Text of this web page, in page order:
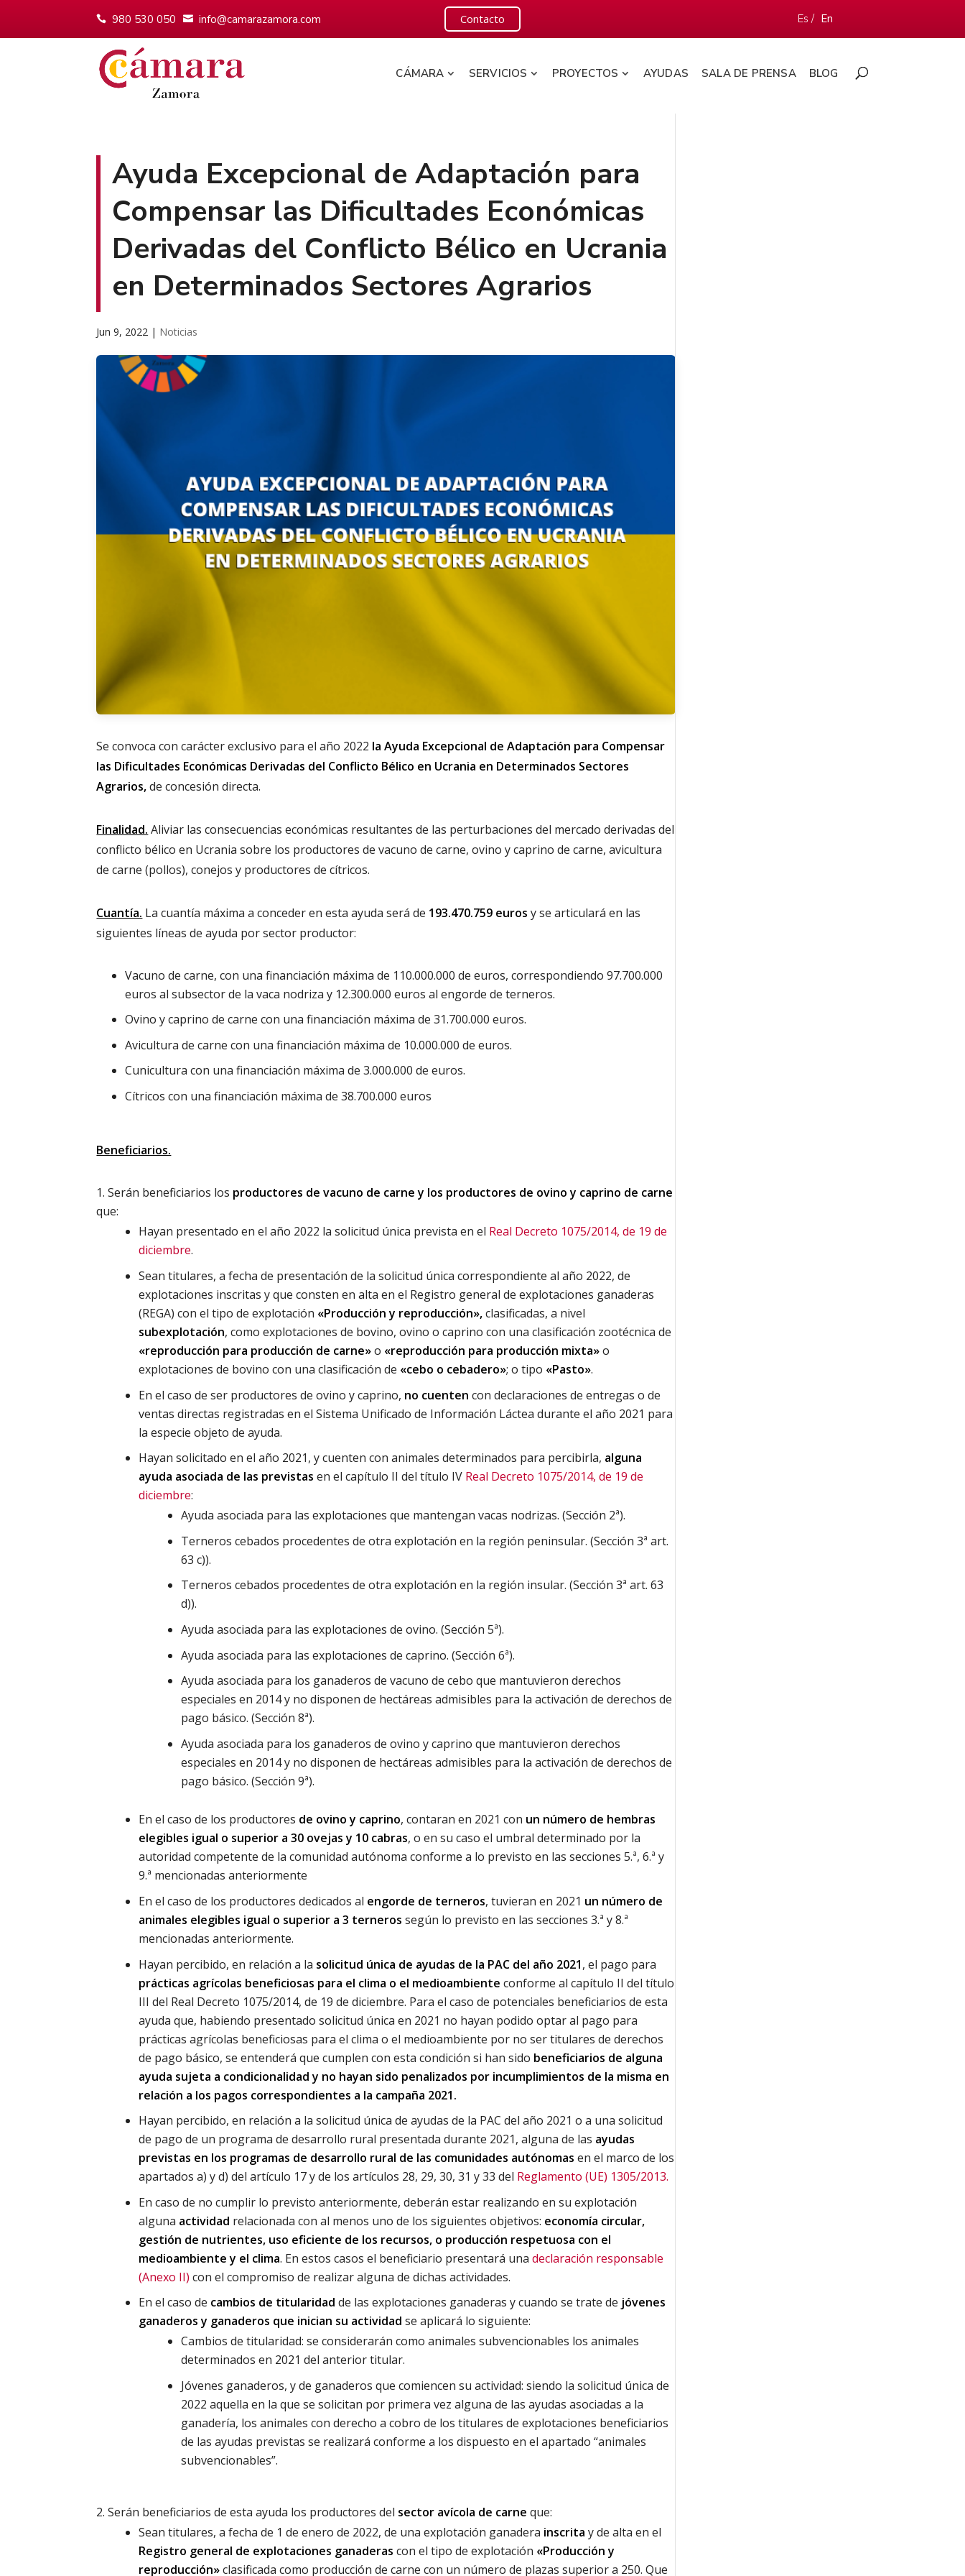
980 530 050 info@camarazamora.com Contacto Es / En
CÁMARA SERVICIOS PROYECTOS AYUDAS SALA DE PRENSA BLOG
Ayuda Excepcional de Adaptación para
Compensar las Dificultades Económicas
Derivadas del Conflicto Bélico en Ucrania
en Determinados Sectores Agrarios
Jun 9, 2022 | Noticias
Se convoca con carácter exclusivo para el año 2022 la Ayuda Excepcional de Adaptación para Compensar
las Dificultades Económicas Derivadas del Conflicto Bélico en Ucrania en Determinados Sectores
Agrarios,de concesión directa.
Finalidad. Aliviar las consecuencias económicas resultantes de las perturbaciones del mercado derivadas del
conflicto bélico en Ucrania sobre los productores de vacuno de carne, ovino y caprino de carne, avicultura
de carne (pollos), conejos y productores de cítricos.
Cuantía. La cuantía máxima a conceder en esta ayuda será de 193.470.759 euros y se articulará en las
siguientes líneas de ayuda por sector productor:
Vacuno de carne, con una financiación máxima de 110.000.000 de euros, correspondiendo 97.700.000
euros al subsector de la vaca nodriza y 12.300.000 euros al engorde de terneros.
Ovino y caprino de carne con una financiación máxima de 31.700.000 euros.
Avicultura de carne con una financiación máxima de 10.000.000 de euros.
Cunicultura con una financiación máxima de 3.000.000 de euros.
Cítricos con una financiación máxima de 38.700.000 euros
Beneficiarios.
Serán beneficiarios los productores de vacuno de carne y los productores de ovino y caprino de carne
que:
Hayan presentado en el año 2022 la solicitud única prevista en el Real Decreto 1075/2014, de 19 de
diciembre.
Sean titulares, a fecha de presentación de la solicitud única correspondiente al año 2022, de
explotaciones inscritas y que consten en alta en el Registro general de explotaciones ganaderas
(REGA) con el tipo de explotación «Producción y reproducción»,clasificadas, a nivel
subexplotación, como explotaciones de bovino, ovino o caprino con una clasificación zootécnica de
«reproducción para producción de carne»o «reproducción para producción mixta»o
explotaciones de bovino con una clasificación de «cebo o cebadero»; o tipo «Pasto».
En el caso de ser productores de ovino y caprino, no cuenten con declaraciones de entregas o de
ventas directas registradas en el Sistema Unificado de Información Láctea durante el año 2021 para
la especie objeto de ayuda.
Hayan solicitado en el año 2021, y cuenten con animales determinados para percibirla, alguna
ayuda asociada de las previstas en el capítulo II del título IV Real Decreto 1075/2014, de 19 de
diciembre:
Ayuda asociada para las explotaciones que mantengan vacas nodrizas. (Sección 2ª).
Terneros cebados procedentes de otra explotación en la región peninsular. (Sección 3ª art.
63 c)).
Terneros cebados procedentes de otra explotación en la región insular. (Sección 3ª art. 63
d)).
Ayuda asociada para las explotaciones de ovino. (Sección 5ª).
Ayuda asociada para las explotaciones de caprino. (Sección 6ª).
Ayuda asociada para los ganaderos de vacuno de cebo que mantuvieron derechos
especiales en 2014 y no disponen de hectáreas admisibles para la activación de derechos de
pago básico. (Sección 8ª).
Ayuda asociada para los ganaderos de ovino y caprino que mantuvieron derechos
especiales en 2014 y no disponen de hectáreas admisibles para la activación de derechos de
pago básico. (Sección 9ª).
En el caso de los productores de ovino y caprino, contaran en 2021 con un número de hembras
elegibles igual o superior a 30 ovejas y 10 cabras, o en su caso el umbral determinado por la
autoridad competente de la comunidad autónoma conforme a lo previsto en las secciones 5.ª, 6.ª y
9.ª mencionadas anteriormente
En el caso de los productores dedicados al engorde de terneros, tuvieran en 2021 un número de
animales elegibles igual o superior a 3 terneros según lo previsto en las secciones 3.ª y 8.ª
mencionadas anteriormente.
Hayan percibido, en relación a la solicitud única de ayudas de la PAC del año 2021, el pago para
prácticas agrícolas beneficiosas para el clima o el medioambiente conforme al capítulo II del título
III del Real Decreto 1075/2014, de 19 de diciembre. Para el caso de potenciales beneficiarios de esta
ayuda que, habiendo presentado solicitud única en 2021 no hayan podido optar al pago para
prácticas agrícolas beneficiosas para el clima o el medioambiente por no ser titulares de derechos
de pago básico, se entenderá que cumplen con esta condición si han sido beneficiarios de alguna
ayuda sujeta a condicionalidad y no hayan sido penalizados por incumplimientos de la misma en
relación a los pagos correspondientes a la campaña 2021.
Hayan percibido, en relación a la solicitud única de ayudas de la PAC del año 2021 o a una solicitud
de pago de un programa de desarrollo rural presentada durante 2021, alguna de las ayudas
previstas en los programas de desarrollo rural de las comunidades autónomas en el marco de los
apartados a) y d) del artículo 17 y de los artículos 28, 29, 30, 31 y 33 del Reglamento (UE) 1305/2013.
En caso de no cumplir lo previsto anteriormente, deberán estar realizando en su explotación
alguna actividad relacionada con al menos uno de los siguientes objetivos: economía circular,
gestión de nutrientes, uso eficiente de los recursos, o producción respetuosa con el
medioambiente y el clima. En estos casos el beneficiario presentará unadeclaración responsable
(Anexo II) con el compromiso de realizar alguna de dichas actividades.
En el caso de cambios de titularidad de las explotaciones ganaderas y cuando se trate de jóvenes
ganaderos y ganaderos que inician su actividad se aplicará lo siguiente:
Cambios de titularidad: se considerarán como animales subvencionables los animales
determinados en 2021 del anterior titular.
Jóvenes ganaderos, y de ganaderos que comiencen su actividad: siendo la solicitud única de
2022 aquella en la que se solicitan por primera vez alguna de las ayudas asociadas a la
ganadería, los animales con derecho a cobro de los titulares de explotaciones beneficiarios
de las ayudas previstas se realizará conforme a los dispuesto en el apartado “animales
subvencionables”.
Serán beneficiarios de esta ayuda los productores del sector avícola de carne que:
Sean titulares, a fecha de 1 de enero de 2022, de una explotación ganadera inscrita y de alta en el
Registro general de explotaciones ganaderas con el tipo de explotación «Producción y
reproducción»clasificada como producción de carne con un número de plazas superior a 250. Que